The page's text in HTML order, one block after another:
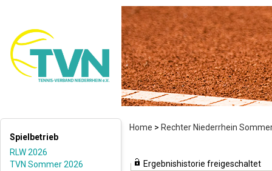
Home > Rechter Niederrhein
Spielbetrieb
RLW 2026
TVN Sommer 2026
Ergebnishistorie freigeschaltet